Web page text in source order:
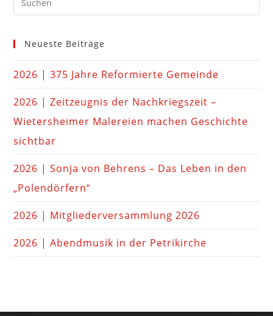
Neueste Beiträge
2026 | 375 Jahre Reformierte Gemeinde
2026 | Zeitzeugnis der Nachkriegszeit –
Wietersheimer Malereien machen Geschichte
sichtbar
2026 | Sonja von Behrens – Das Leben in den
„Polendörfern“
2026 | Mitgliederversammlung 2026
2026 | Abendmusik in der Petrikirche